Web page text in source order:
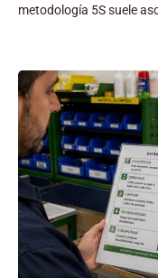
metodología 5S suele